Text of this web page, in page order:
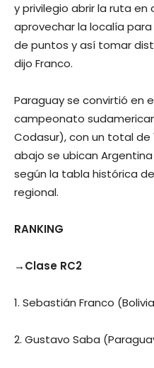
y privilegio abrir la ruta
aprovechar la localía
de puntos y así tomar
dijo Franco.
Paraguay se convirtió en
campeonato
Codasur), con un total de
abajo se ubican Argentina
según la tabla histórica
regional.
RANKING
→Clase RC2
1. Sebastián Franco
2. Gustavo Saba